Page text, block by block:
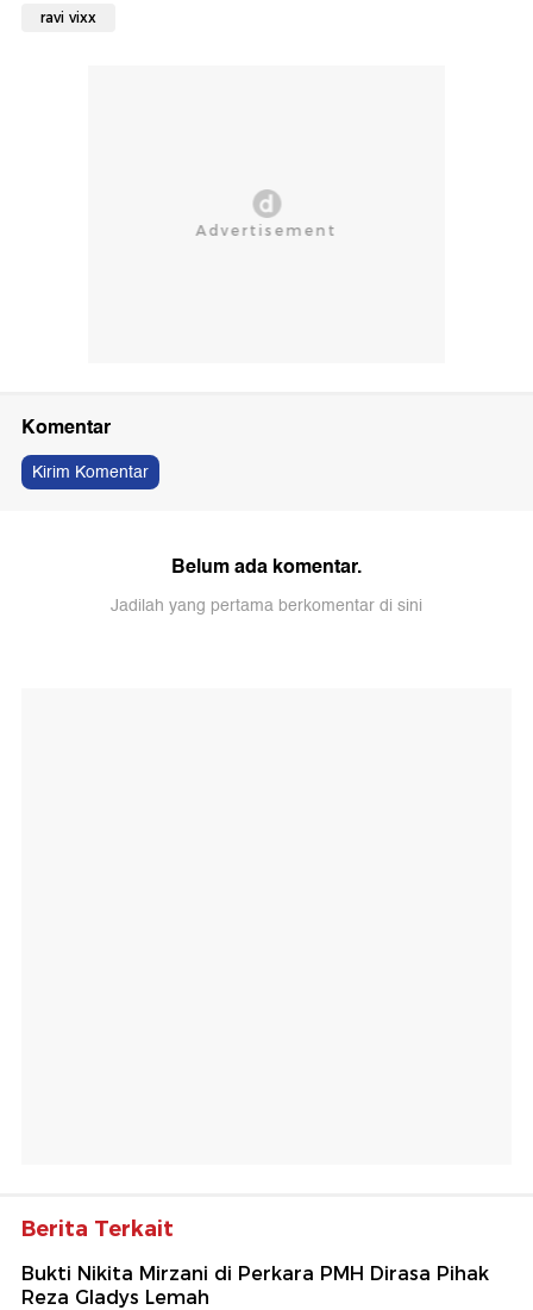
ravi vixx
Komentar
Kirim Komentar
Belum ada komentar.
Jadilah yang pertama berkomentar di sini
Berita Terkait
Bukti Nikita Mirzani di Perkara PMH Dirasa Pihak
Reza Gladys Lemah